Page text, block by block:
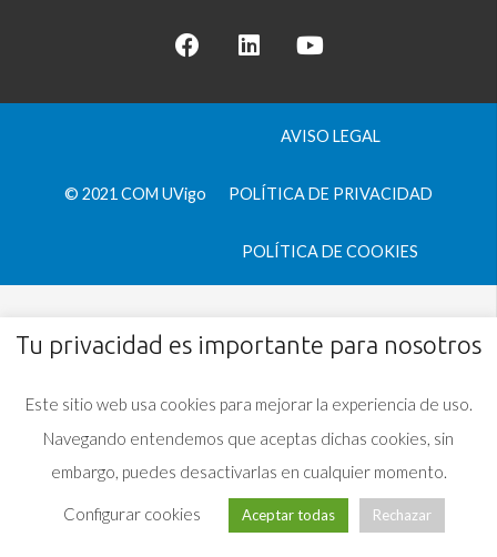
© 2021 COM UVigo
AVISO LEGAL
POLÍTICA DE PRIVACIDAD
POLÍTICA DE COOKIES
Tu privacidad es importante para nosotros
Este sitio web usa cookies para mejorar la experiencia de uso.
Navegando entendemos que aceptas dichas cookies, sin
embargo, puedes desactivarlas en cualquier momento.
Configurar cookies Aceptar todas Rechazar